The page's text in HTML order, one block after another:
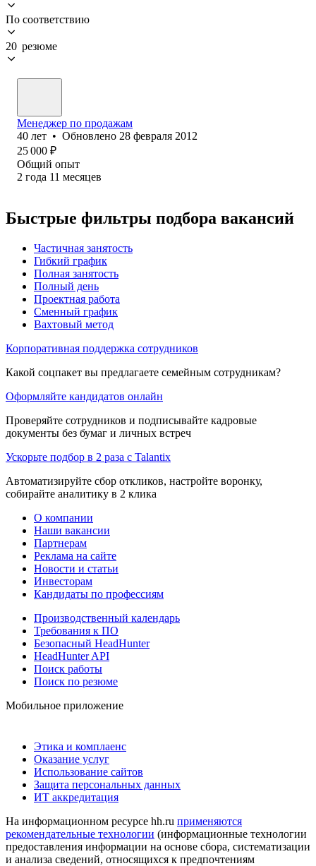
По соответствию
20 резюме
Менеджер по продажам
40 лет • Обновлено 28 февраля 2012
25 000 ₽
Общий опыт
2 года 11 месяцев
Быстрые фильтры подбора вакансий
Частичная занятость
Гибкий график
Полная занятость
Полный день
Проектная работа
Сменный график
Вахтовый метод
Корпоративная поддержка сотрудников
Какой соцпакет вы предлагаете семейным сотрудникам?
Оформляйте кандидатов онлайн
Проверяйте сотрудников и подписывайте кадровые
документы без бумаг и личных встреч
Ускорьте подбор в 2 раза с Talantix
Автоматизируйте сбор откликов, настройте воронку,
собирайте аналитику в 2 клика
О компании
Наши вакансии
Партнерам
Реклама на сайте
Новости и статьи
Инвесторам
Кандидаты по профессиям
Производственный календарь
Требования к ПО
Безопасный HeadHunter
HeadHunter API
Поиск работы
Поиск по резюме
Мобильное приложение
Этика и комплаенс
Оказание услуг
Использование сайтов
Защита персональных данных
ИТ аккредитация
На информационном ресурсе hh.ru применяются
рекомендательные технологии (информационные технологии
предоставления информации на основе сбора, систематизации
и анализа сведений, относящихся к предпочтениям